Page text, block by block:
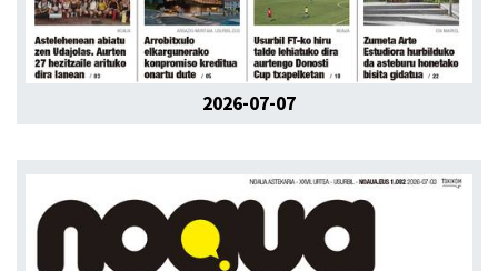
2026-07-07